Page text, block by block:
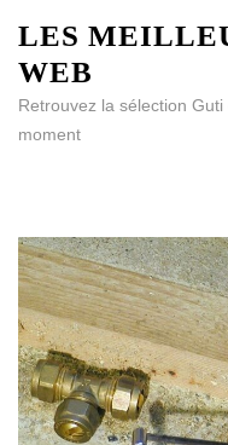
au
contenu
(Pressez
Entrée)
LES
WEB
Retrouvez la sélection
moment